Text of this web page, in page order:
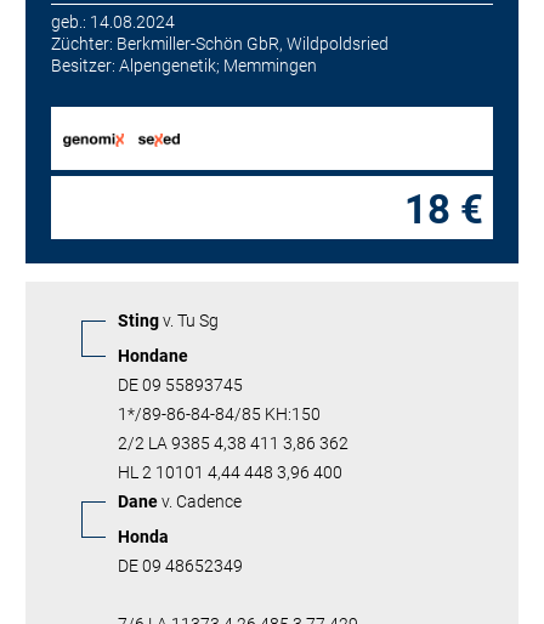
geb.: 14.08.2024
Züchter: Berkmiller-Schön GbR, Wildpoldsried
Besitzer: Alpengenetik; Memmingen
18 €
Stingv. Tu Sg
Hondane
DE 09 55893745
1*/89-86-84-84/85 KH:150
2/2 LA 9385 4,38 411 3,86 362
HL 2 10101 4,44 448 3,96 400
Danev. Cadence
Honda
DE 09 48652349